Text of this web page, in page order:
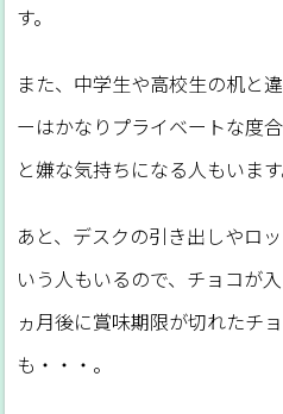
す。
また、中学生や高校生の机と
ーはかなりプライベートな度
と嫌な気持ちになる人もいます
あと、デスクの引き出しやロ
いう人もいるので、チョコが
ヵ月後に賞味期限が切れたチ
も・・・。